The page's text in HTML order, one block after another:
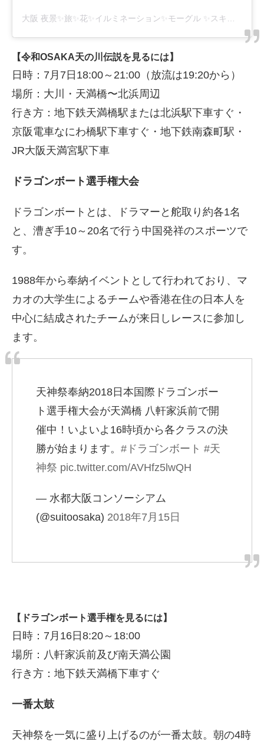
大阪 夜景✨旅✨花✨イルミネーション✨モーグル ✨スキー
【令和OSAKA天の川伝説を見るには】
日時：7月7日18:00～21:00（放流は19:20から）
場所：大川・天満橋〜北浜周辺
行き方：地下鉄天満橋駅または北浜駅下車すぐ・
京阪電車なにわ橋駅下車すぐ・地下鉄南森町駅・
JR大阪天満宮駅下車
ドラゴンボート選手権大会
ドラゴンボートとは、ドラマーと舵取り約各1名
と、漕ぎ手10～20名で行う中国発祥のスポーツで
す。
1988年から奉納イベントとして行われており、マ
カオの大学生によるチームや香港在住の日本人を
中心に結成されたチームが来日しレースに参加し
ます。
天神祭奉納2018日本国際ドラゴンボー
ト選手権大会が天満橋 八軒家浜前で開
催中！いよいよ16時頃から各クラスの決
勝が始まります。 #ドラゴンボート #天
神祭 pic.twitter.com/AVHfz5lwQH
— 水都大阪コンソーシアム
(@suitoosaka) 2018年7月15日
【ドラゴンボート選手権を見るには】
日時：7月16日8:20～18:00
場所：八軒家浜前及び南天満公園
行き方：地下鉄天満橋下車すぐ
一番太鼓
天神祭を一気に盛り上げるのが一番太鼓。朝の4時